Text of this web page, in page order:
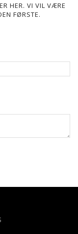
HER. VI VIL VÆRE
FØRSTE.